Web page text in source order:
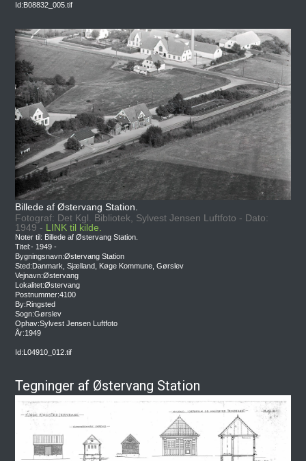
Id:B08832_005.tif
Billede af Østervang Station.
Fotograf: Det Kgl. Bibliotek, Sylvest Jensen Luftfoto - Dato:
1949 - LINK til kilde.
Noter til: Billede af Østervang Station.
Titel:- 1949 -
Bygningsnavn:Østervang Station
Sted:Danmark, Sjælland, Køge Kommune, Gørslev
Vejnavn:Østervang
Lokalitet:Østervang
Postnummer:4100
By:Ringsted
Sogn:Gørslev
Ophav:Sylvest Jensen Luftfoto
År:1949
Id:L04910_012.tif
Tegninger af Østervang Station